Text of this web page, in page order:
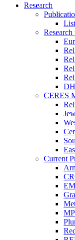
Research
Research
CERES
Current